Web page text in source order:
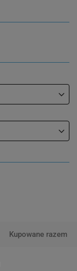
Kupowane razem